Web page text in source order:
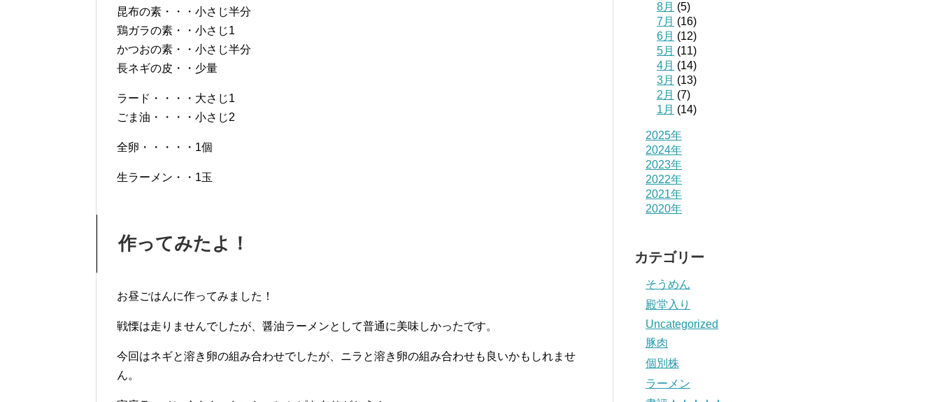
昆布の素・・・小さじ半分
鶏ガラの素・・小さじ1
かつおの素・・小さじ半分
長ネギの皮・・少量
ラード・・・・大さじ1
ごま油・・・・小さじ2
全卵・・・・・1個
生ラーメン・・1玉
作ってみたよ！
お昼ごはんに作ってみました！
戦慄は走りませんでしたが、醤油ラーメンとして普通に美味しかったです。
今回はネギと溶き卵の組み合わせでしたが、ニラと溶き卵の組み合わせも良いかもしれませ
ん。
8月 (5)
7月 (16)
6月 (12)
5月 (11)
4月 (14)
3月 (13)
2月 (7)
1月 (14)
2025年
2024年
2023年
2022年
2021年
2020年
カテゴリー
そうめん
殿堂入り
Uncategorized
豚肉
個別株
ラーメン